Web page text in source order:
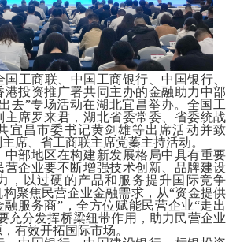
商联、中国工商银行、中国银行、
港投资推广署共同主办的金融助力中部
去”专场活动在湖北宜昌举办。全国工
主席罗来君，湖北省委常委、省委统战
宜昌市委书记黄剑雄等出席活动并致
席、省工商联主席党蓁主持活动。
部地区在构建新发展格局中具有重要
营企业要不断增强技术创新、品牌建设
，以过硬的产品和服务提升国际竞争
聚焦民营企业金融需求，从“资金提供
融服务商”，全方位赋能民营企业“走出
充分发挥桥梁纽带作用，助力民营企业
有效开拓国际市场。